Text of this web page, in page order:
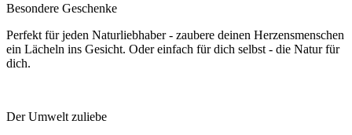
Besondere Geschenke
Perfekt für jeden Naturliebhaber - zaubere deinen Herzensmenschen
ein Lächeln ins Gesicht. Oder einfach für dich selbst - die Natur für
dich.
Der Umwelt zuliebe